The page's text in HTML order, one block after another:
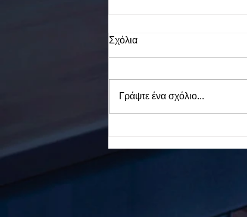
Σχόλια
Γράψτε ένα σχόλιο...